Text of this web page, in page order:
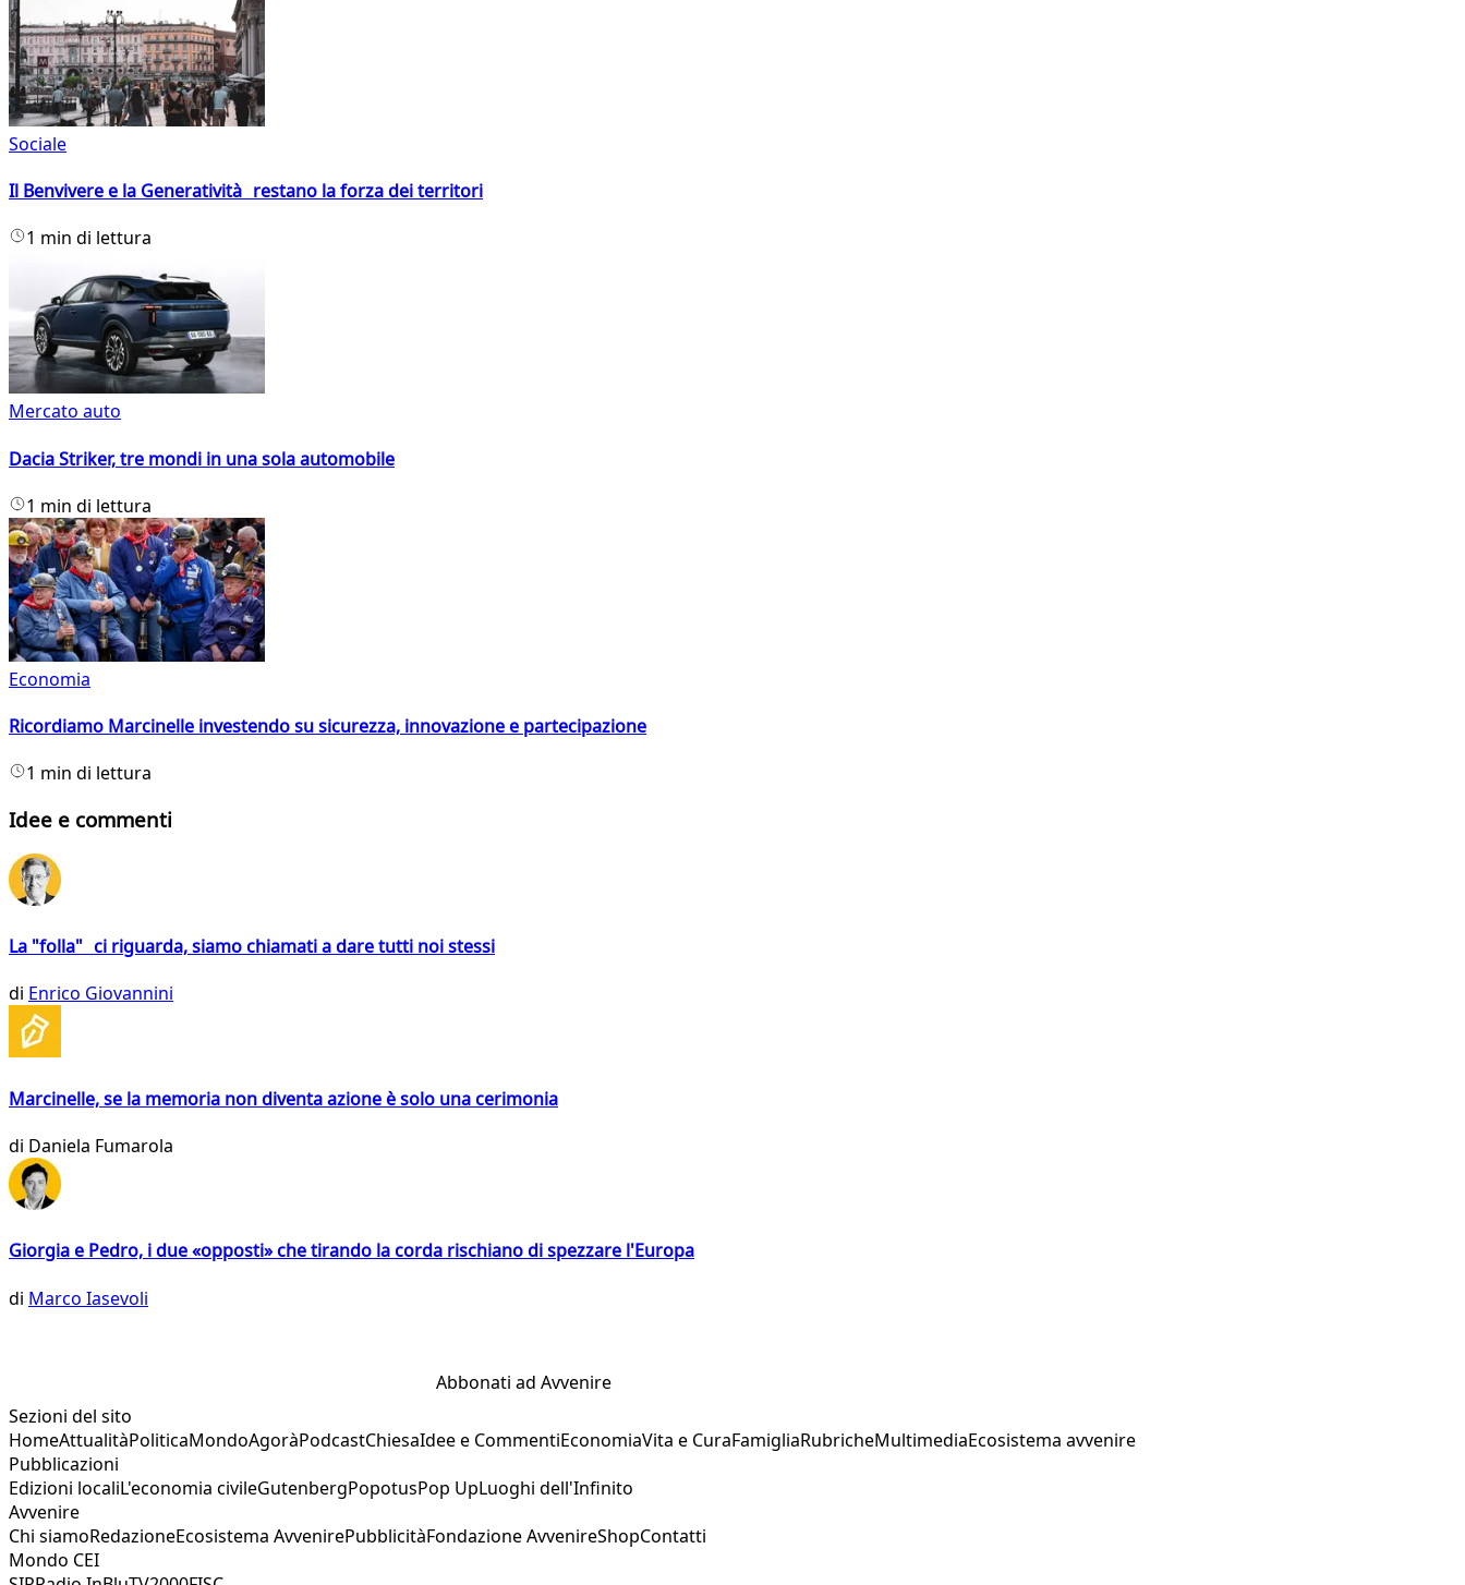
Sociale
Il Benvivere e la Generatività restano la forza dei territori
1 min di lettura
Mercato auto
Dacia Striker, tre mondi in una sola automobile
1 min di lettura
Economia
Ricordiamo Marcinelle investendo su sicurezza, innovazione e partecipazione
1 min di lettura
Idee e commenti
La "folla" ci riguarda, siamo chiamati a dare tutti noi stessi
di Enrico Giovannini
Marcinelle, se la memoria non diventa azione è solo una cerimonia
di Daniela Fumarola
Giorgia e Pedro, i due «opposti» che tirando la corda rischiano di spezzare l'Europa
di Marco Iasevoli
Abbonati ad Avvenire
Sezioni del sito
HomeAttualitàPoliticaMondoAgoràPodcastChiesaIdee e CommentiEconomiaVita e CuraFamigliaRubricheMultimediaEcosistema avvenire
Pubblicazioni
Edizioni localiL'economia civileGutenbergPopotusPop UpLuoghi dell'Infinito
Avvenire
Chi siamoRedazioneEcosistema AvvenirePubblicitàFondazione AvvenireShopContatti
Mondo CEI